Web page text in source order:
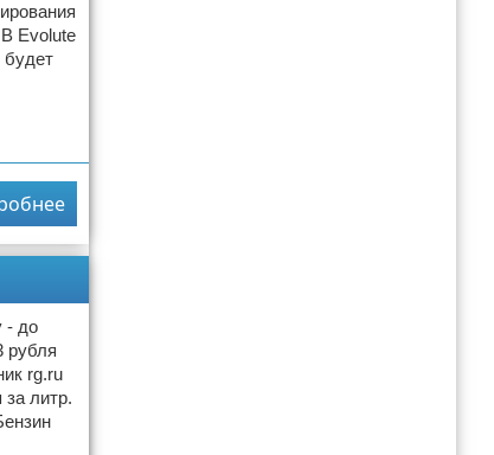
Evolute
будет
- до
рубля
rg.ru
литр.